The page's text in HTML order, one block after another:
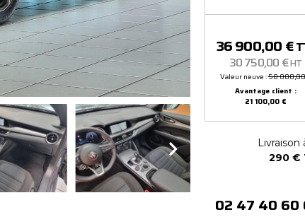
36 900,00 €
30 750,00 €HT
Valeur neuve :58
Avantage client :
21 100,00 €
Livraison
290 €
02 47 40 60